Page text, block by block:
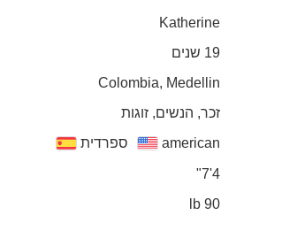
Katherine
19 שנים
Colombia, Medellin
זכר, הנשים, זוגות
american ספרדית
4'7"
90 lb